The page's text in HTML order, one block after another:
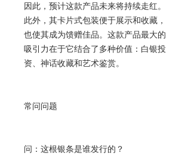
因此，预计这款产品未来将持续走红。
此外，其卡片式包装便于展示和收藏，
也使其成为馈赠佳品。这款产品最大的
吸引力在于它结合了多种价值：白银投
资、神话收藏和艺术鉴赏。
常问问题
问：这根银条是谁发行的？